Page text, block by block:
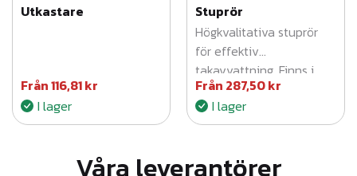
Utkastare
Från116,81kr
I lager
Stuprör
Högkvalitativa stuprör
för effektiv
takavvattning. Finns i
silver, svart, vit samt flera
längder och dimensioner.
Säkerställer optimal
Från 287,50kr
I lager
Våra leverantörer